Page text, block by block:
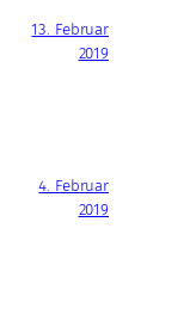
13. Februar
2019
4. Februar
2019